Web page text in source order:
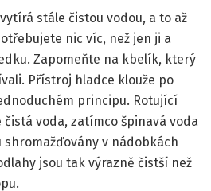
vytírá stále čistou vodou, a to až
nic víc, než jen ji a
Zapomeňte na kbelík, který
Přístroj hladce klouže po
principu. Rotující
voda, zatímco špinavá voda
v nádobkách
jsou tak výrazně čistší než